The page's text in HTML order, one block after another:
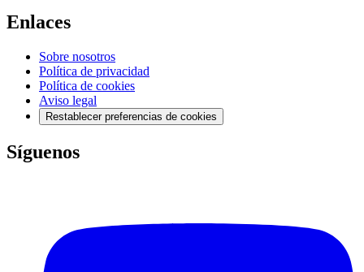
Enlaces
Sobre nosotros
Política de privacidad
Política de cookies
Aviso legal
Restablecer preferencias de cookies
Síguenos